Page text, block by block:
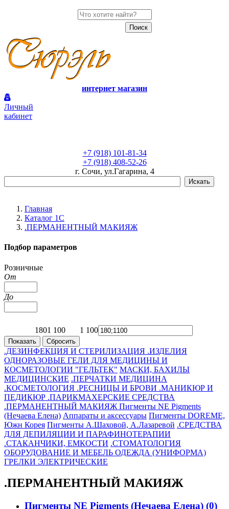
интернет магазин
Личный
кабинет
+7 (918) 101-81-34
+7 (918) 408-52-26
г. Сочи, ул.Гагарина, 4
Главная
Каталог 1С
.ПЕРМАНЕНТНЫЙ МАКИЯЖ
Подбор параметров
Розничные
От
До
1801 100 180
410
640
870
1 100
.ДЕЗИНФЕКЦИЯ И СТЕРИЛИЗАЦИЯ .ИЗДЕЛИЯ
ОДНОРАЗОВЫЕ ГЕЛИ ДЛЯ МЕДИЦИНЫ И
КОСМЕТОЛОГИИ "ГЕЛЬТЕК" МАСКИ, БАХИЛЫ
МЕДИЦИНСКИЕ .ПЕРЧАТКИ МЕДИЦИНА
.КОСМЕТОЛОГИЯ .РЕСНИЦЫ И БРОВИ .МАНИКЮР И
ПЕДИКЮР .ПАРИКМАХЕРСКИЕ СРЕДСТВА
.ПЕРМАНЕНТНЫЙ МАКИЯЖ Пигменты NE Pigments
(Нечаева Елена) Аппараты и аксессуары Пигменты DOREME,
Южн Корея Пигменты А.Шаховой, А.Лазаревой .СРЕДСТВА
ДЛЯ ДЕПИЛЯЦИИ И ПАРАФИНОТЕРАПИИ
.СТАКАНЧИКИ, ЕМКОСТИ .СТОМАТОЛОГИЯ
ОБОРУДОВАНИЕ И МЕБЕЛЬ ОДЕЖДА (УНИФОРМА)
ГРЕЛКИ ЭЛЕКТРИЧЕСКИЕ
.ПЕРМАНЕНТНЫЙ МАКИЯЖ
Пигменты NE Pigments (Нечаева Елена) (0)